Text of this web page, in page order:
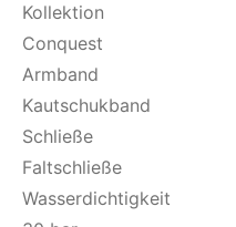
Kollektion
Conquest
Armband
Kautschukband
Schließe
Faltschließe
Wasserdichtigkeit